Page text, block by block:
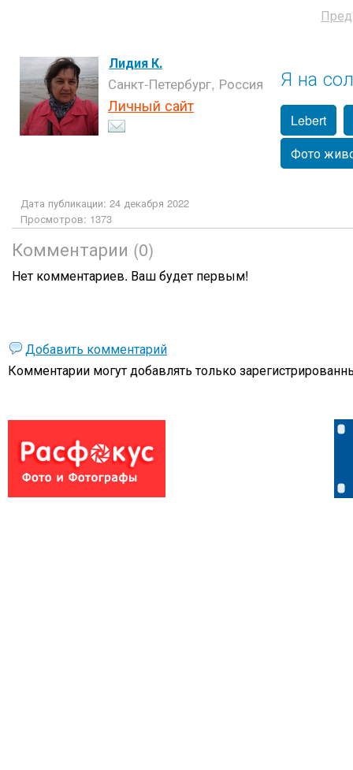
Лидия К.
Санкт-Петербург, Россия
Личный сайт
Я на
Lebert
Фото
Дата публикации: 24 декабря 2022
Просмотров: 1373
Комментарии (0)
Нет комментариев. Ваш будет первым!
Добавить комментарий
Комментарии могут добавлять только